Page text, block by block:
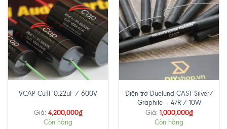
VCAP CuTF 0.22uF / 600V
Giá: 4,200,000₫
Còn hàng
Điện trở Duelund CAST Silver/
Graphite – 47R / 10W
Giá: 1,000,000₫
Còn hàng